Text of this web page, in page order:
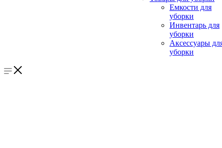
Емкости для
уборки
Инвентарь для
уборки
Аксессуары
уборки